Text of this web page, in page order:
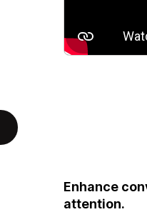
Enhance
attention.